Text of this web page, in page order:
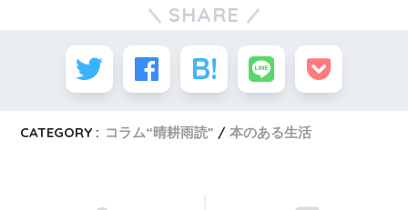
SHARE
CATEGORY : コラム“晴耕雨読” 本のある生活